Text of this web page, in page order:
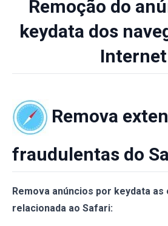
Remoção do
keydata dos
Remova
fraudulentas do
Remova anúncios por keydata
relacionada ao Safari: